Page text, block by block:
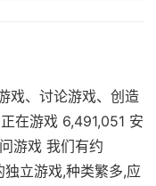
戏、讨论游戏、创造
在游戏 6,491,051 安
游戏 我们有约
立游戏,种类繁多,应